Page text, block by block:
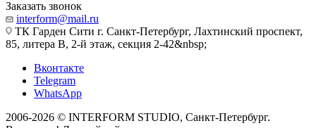
Заказать звонок
interform@mail.ru
ТК Гарден Сити г. Санкт-Петербург, Лахтинский проспект,
85, литера В, 2-й этаж, секция 2-42&nbsp;
Вконтакте
Telegram
WhatsApp
2006-2026 © INTERFORM STUDIO, Санкт-Петербург.